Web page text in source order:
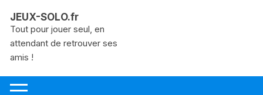
contenu
JEUX-SOLO.fr
Tout pour jouer seul, en
attendant de retrouver ses
amis !